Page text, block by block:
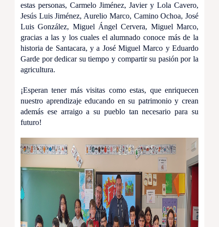
estas personas, Carmelo Jiménez, Javier y Lola Cavero,
Jesús Luis Jiménez, Aurelio Marco, Camino Ochoa, José
Luis González, Miguel Ángel Cervera, Miguel Marco,
gracias a las y los cuales el alumnado conoce más de la
historia de Santacara, y a José Miguel Marco y Eduardo
Garde por dedicar su tiempo y compartir su pasión por la
agricultura.
¡Esperan tener más visitas como estas, que enriquecen
nuestro aprendizaje educando en su patrimonio y crean
además ese arraigo a su pueblo tan necesario para su
futuro!